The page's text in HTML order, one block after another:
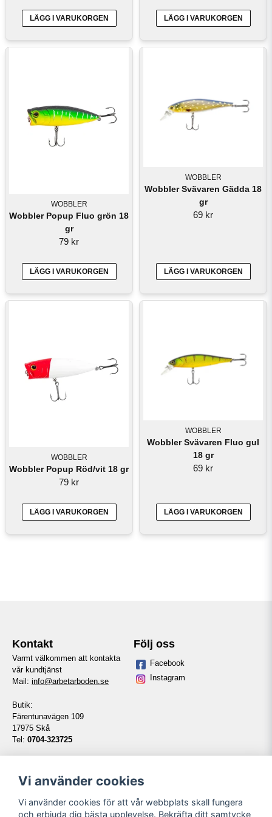
LÄGG I VARUKORGEN LÄGG I VARUKORGEN
WOBBLER
Wobbler Popup Fluo grön 18
gr
79 kr
LÄGG I VARUKORGEN
WOBBLER
Wobbler Svävaren Gädda 18
gr
69 kr
LÄGG I VARUKORGEN
WOBBLER
Wobbler Popup Röd/vit 18 gr
79 kr
LÄGG I VARUKORGEN
WOBBLER
Wobbler Svävaren Fluo gul
18 gr
69 kr
LÄGG I VARUKORGEN
Kontakt
Varmt välkommen att kontakta
vår kundtjänst
Mail: info@arbetarboden.se
Butik:
Färentunavägen 109
17975 Skå
Tel: 0704-323725
14:00-16:00
Följ oss
Facebook
Instagram
Information Våra partners
Vi använder cookies
Vi använder cookies för att vår webbplats skall fungera
och erbjuda dig bästa upplevelse. Bekräfta ditt samtycke